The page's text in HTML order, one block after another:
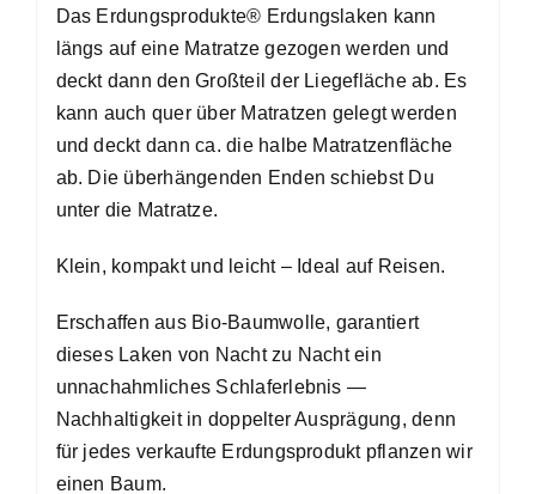
Das Erdungsprodukte® Erdungslaken kann
längs auf eine Matratze gezogen werden und
deckt dann den Großteil der Liegefläche ab. Es
kann auch quer über Matratzen gelegt werden
und deckt dann ca. die halbe Matratzenfläche
ab. Die überhängenden Enden schiebst Du
unter die Matratze.
Klein, kompakt und leicht – Ideal auf Reisen.
Erschaffen aus Bio-Baumwolle, garantiert
dieses Laken von Nacht zu Nacht ein
unnachahmliches Schlaferlebnis —
Nachhaltigkeit in doppelter Ausprägung, denn
für jedes verkaufte Erdungsprodukt pflanzen wir
einen Baum.